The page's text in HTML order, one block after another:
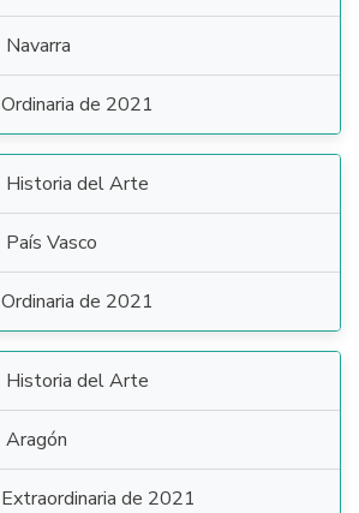
Navarra
Ordinaria de 2021
Historia del Arte
País Vasco
Ordinaria de 2021
Historia del Arte
Aragón
Extraordinaria de 2021